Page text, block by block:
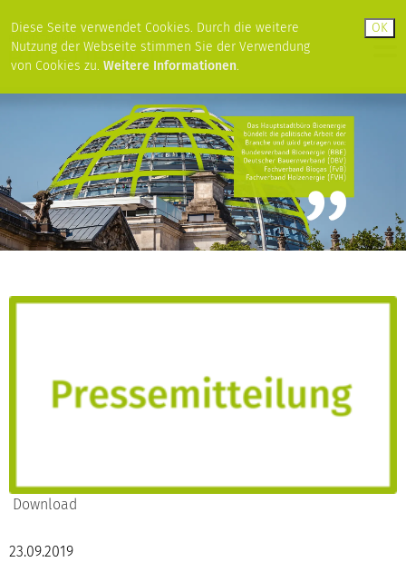
Diese Seite verwendet Cookies. Durch die weitere
Nutzung der Webseite stimmen Sie der Verwendung
von Cookies zu. Weitere Informationen.
Download
23.09.2019